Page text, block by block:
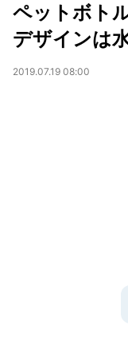
ペットボト
デザインは
2019.07.19 08:00